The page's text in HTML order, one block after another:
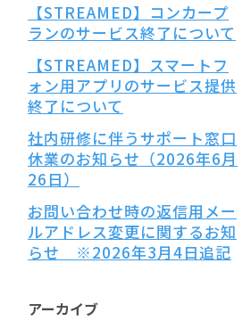
【STREAMED】コンカープ
ランのサービス終了について
【STREAMED】スマートフ
ォン用アプリのサービス提供
終了について
社内研修に伴うサポート窓口
休業のお知らせ（2026年6月
26日）
お問い合わせ時の返信用メー
ルアドレス変更に関するお知
らせ ※2026年3月4日追記
アーカイブ